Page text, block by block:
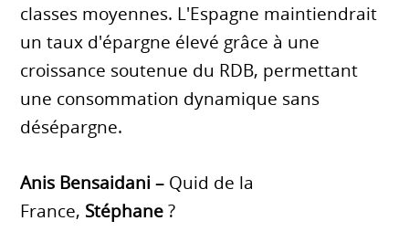
classes moyennes. L'Espagne maintiendrait
un taux d'épargne élevé grâce à une
croissance soutenue du RDB, permettant
une consommation dynamique sans
désépargne.
Anis Bensaidani – Quid de la
France, Stéphane?